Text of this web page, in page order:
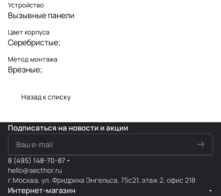
Устройство
Вызывные панели
Цвет корпуса
Серебристые;
Метод монтажа
Врезные;
Назад к списку
Подписаться на новости и акции
8 (495) 148-70-87
hello@secthor.ru
г.Москва, ул. Фридриха Энгельса, 75с21, этаж 2, офис 218
Интернет-магазин